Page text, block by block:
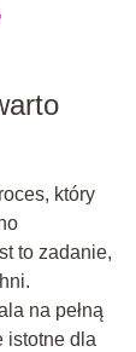
który
to zadanie,
na pełną
istotne dla